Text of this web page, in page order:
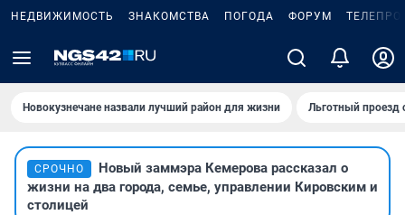
НЕДВИЖИМОСТЬ ЗНАКОМСТВА ПОГОДА ФОРУМ
Новокузнечане назвали лучший район для жизни Льготный проезд
СРОЧНО
Новый заммэра Кемерова рассказал о
жизни на два города, семье, управлении Кировским и
столицей